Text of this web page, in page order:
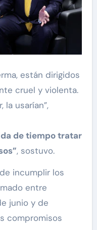
están dirigidos
cruel y violenta.
la usarían”,
de tiempo tratar
, sostuvo.
incumplir los
entre
junio y de
compromisos